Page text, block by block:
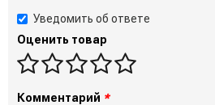
Уведомить об ответе
Оценить товар
Комментарий *